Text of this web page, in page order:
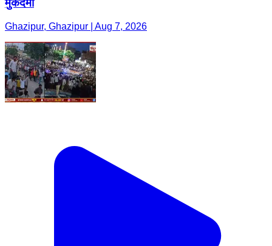
मुकदमा
Ghazipur, Ghazipur | Aug 7, 2026